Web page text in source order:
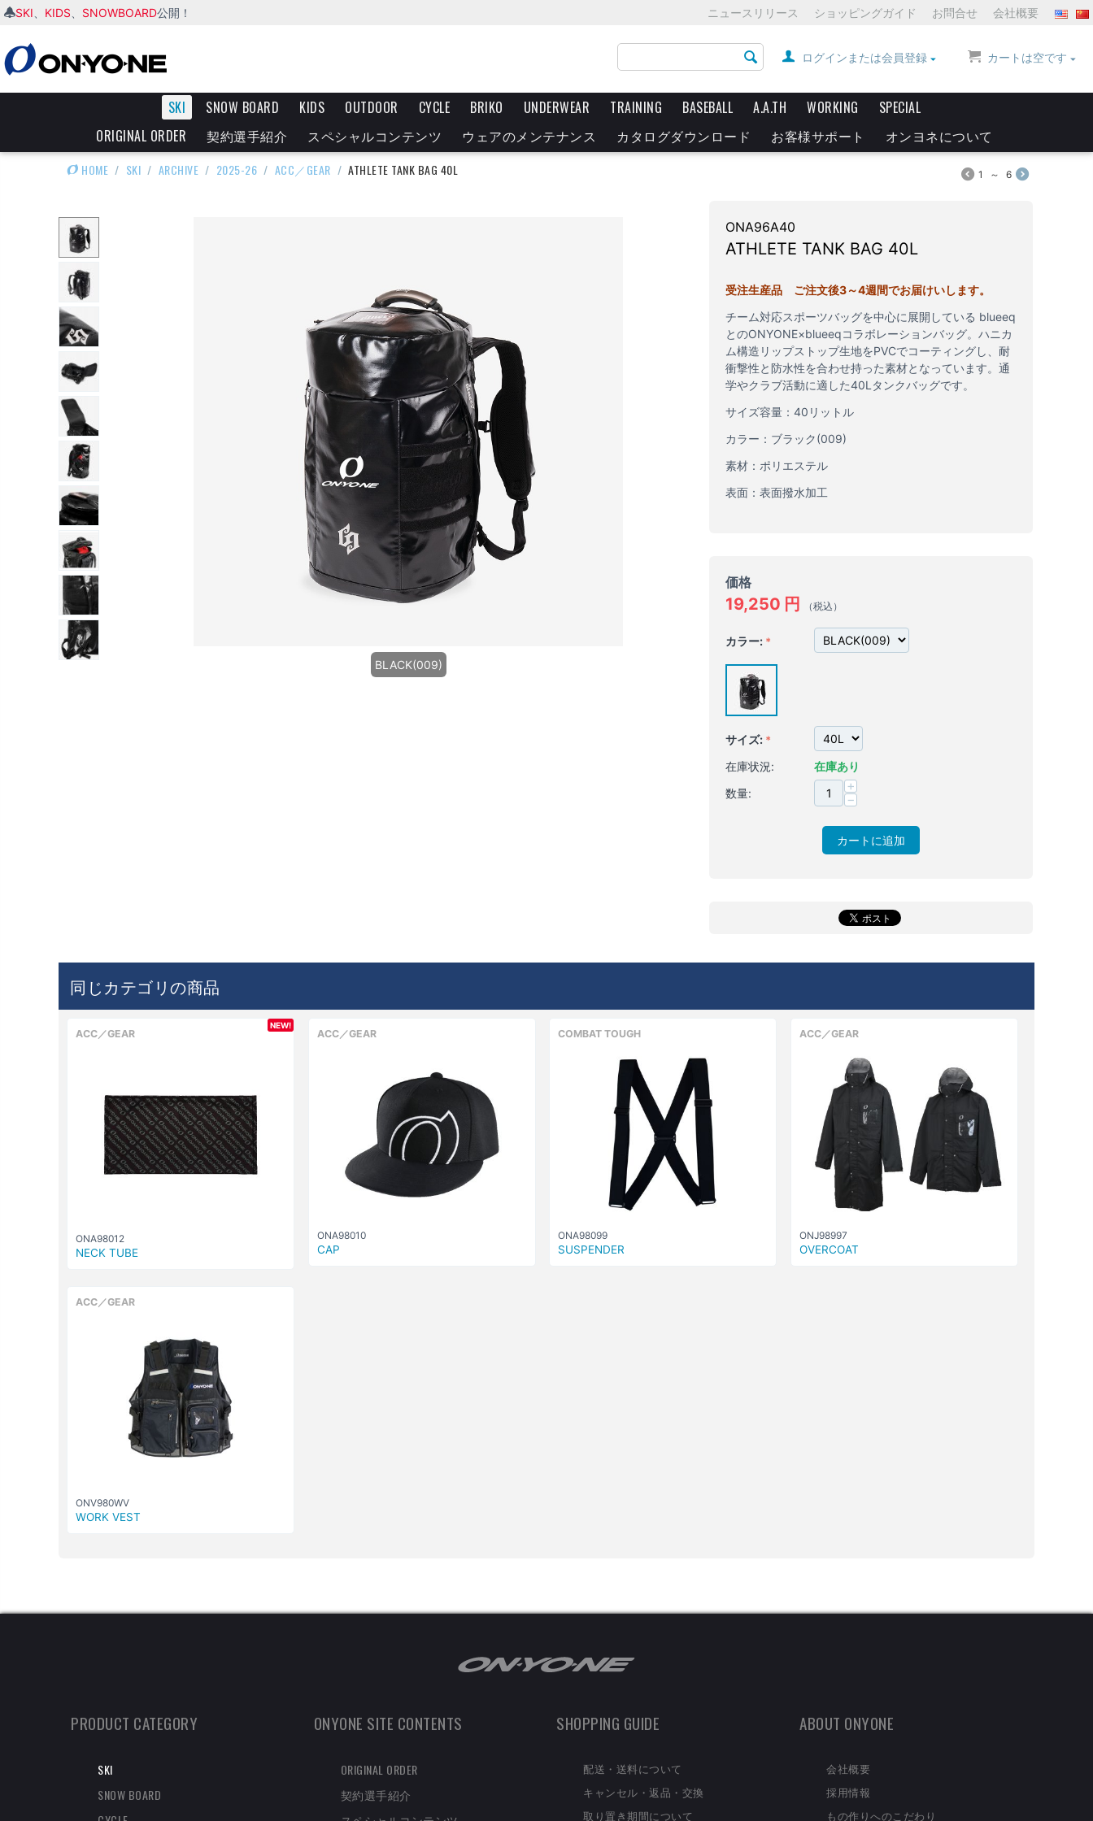
SKI KIDS SNOWBOARD公開！ ニュースリリース ショッピングガイド お問合せ 会社概要
カートは空です
ログインまたは会員登録
SKI SNOW BOARD KIDS OUTDOOR CYCLE BRIKO UNDERWEAR TRAINING BASEBALL A.A.TH WORKING
SPECIAL
ORIGINAL ORDER
契約選手紹介 スペシャルコンテンツ ウェアのメンテナンス カタログダウンロード お客様サポート オンヨネについて
HOME / SKI / ARCHIVE / 2025-26 / ACC／GEAR / ATHLETE TANK BAG 40L 1 ～ 6
BLACK(009)
ONA96A40
ATHLETE TANK BAG 40L
受注生産品 ご注文後3～4週間でお届けいします。
チーム対応スポーツバッグを中心に展開している blueeq
とのONYONE×blueeqコラボレーションバッグ。ハニカ
ム構造リップストップ生地をPVCでコーティングし、耐
衝撃性と防水性を合わせ持った素材となっています。通
学やクラブ活動に適した40Lタンクバッグです。
サイズ容量：40リットル
カラー：ブラック(009)
素材：ポリエステル
表面：表面撥水加工
価格
19,250 円 （税込）
カラー:
サイズ:
在庫状況:
在庫あり
数量:
+
−
カートに追加
同じカテゴリの商品
NEW!
ACC／GEAR
ONA98012
NECK TUBE
ACC／GEAR
ONA98010
CAP
COMBAT TOUGH
ONA98099
SUSPENDER
ACC／GEAR
ONJ98997
OVERCOAT
ACC／GEAR
ONV980WV
WORK VEST
PRODUCT CATEGORY
SKI
SNOW BOARD
ONYONE SITE CONTENTS
ORIGINAL ORDER
契約選手紹介
SHOPPING GUIDE
配送・送料について
キャンセル・返品・交換
取り置き期間について
ABOUT ONYONE
会社概要
採用情報
もの作りへのこだわり